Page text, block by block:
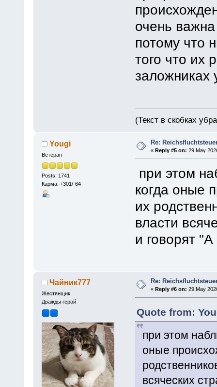
очень важна
потому что
того что их
заложниках
(Текст в скобках
Yougi
Ветеран
Posts: 1741
Карма: +301/-64
Re:
«Reply #5 on: 29 May
при этом
когда оные
их
власти
и говорят
Чайник777
Жестянщик
Дважды герой
Re:
«Reply #6 on: 29 May
Quote from:
при этом
оные
всяческих